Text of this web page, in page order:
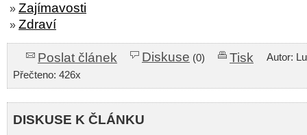
» Zajímavosti
» Zdraví
Poslat článek Diskuse (0) Tisk
Autor:
Přečteno: 426x
DISKUSE K ČLÁNKU